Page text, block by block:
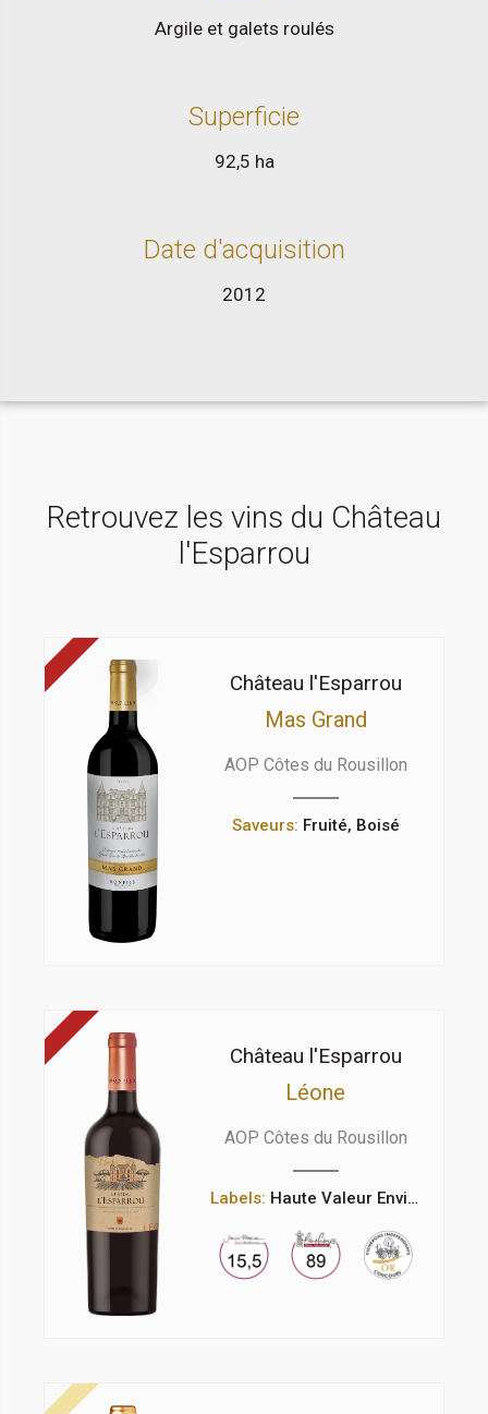
Argile et galets roulés
Superficie
92,5 ha
Date d'acquisition
2012
Retrouvez les vins du Château
l'Esparrou
Château l'Esparrou
Mas Grand
AOP Côtes du Rousillon
Saveurs: Fruité, Boisé
Château l'Esparrou
Léone
AOP Côtes du Rousillon
Labels: Haute Valeur Environnementale